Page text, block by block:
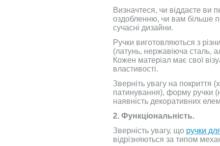
Визначтеся, чи віддаєте ви
оздобленню, чи вам більше
сучасні дизайни.
Ручки виготовляються з
(латунь, нержавіюча сталь,
Кожен матеріал має свої
властивості.
Зверніть увагу на покриття
патинування), форму ручки
наявність декоративних
2. Функціональність.
Зверність увагу, що ручки
відрізняються за типом